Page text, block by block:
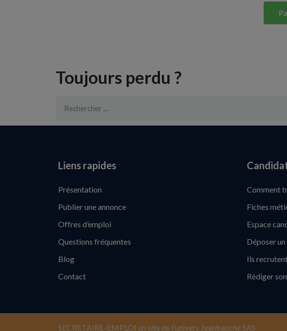
Toujours perdu ?
Liens rapides
Présentation
Publier une annonce
Offres d’emploi
Questions fréquentes
Blog
Contact
Comment
Fiches
Espace
Déposer
Ils
Rédiger
SECRETAIRE-EMPLOI un site de l’univers Jeanbauche SAS